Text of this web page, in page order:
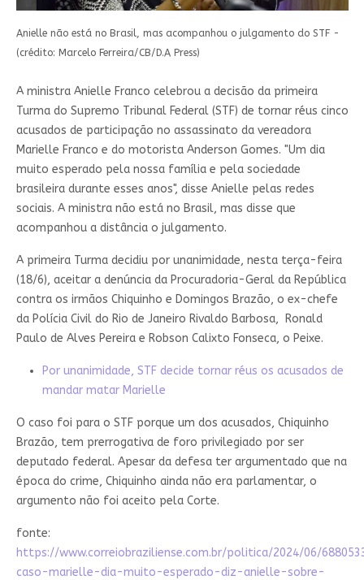
Anielle não está no Brasil, mas acompanhou o julgamento do STF -
(crédito: Marcelo Ferreira/CB/D.A Press)
A ministra Anielle Franco celebrou a decisão da primeira
Turma do Supremo Tribunal Federal (STF) de tornar réus cinco
acusados de participação no assassinato da vereadora
Marielle Franco e do motorista Anderson Gomes. "Um dia
muito esperado pela nossa família e pela sociedade
brasileira durante esses anos", disse Anielle pelas redes
sociais. A ministra não está no Brasil, mas disse que
acompanhou a distância o julgamento.
A primeira Turma decidiu por unanimidade, nesta terça-feira
(18/6), aceitar a denúncia da Procuradoria-Geral da República
contra os irmãos Chiquinho e Domingos Brazão, o ex-chefe
da Polícia Civil do Rio de Janeiro Rivaldo Barbosa, Ronald
Paulo de Alves Pereira e Robson Calixto Fonseca, o Peixe.
Por unanimidade, STF decide tornar réus os acusados de
mandar matar Marielle
O caso foi para o STF porque um dos acusados, Chiquinho
Brazão, tem prerrogativa de foro privilegiado por ser
deputado federal. Apesar da defesa ter argumentado que na
época do crime, Chiquinho ainda não era parlamentar, o
argumento não foi aceito pela Corte.
fonte:
https://www.correiobraziliense.com.br/politica/2024/06/
caso-marielle-dia-muito-esperado-diz-anielle-sobre-